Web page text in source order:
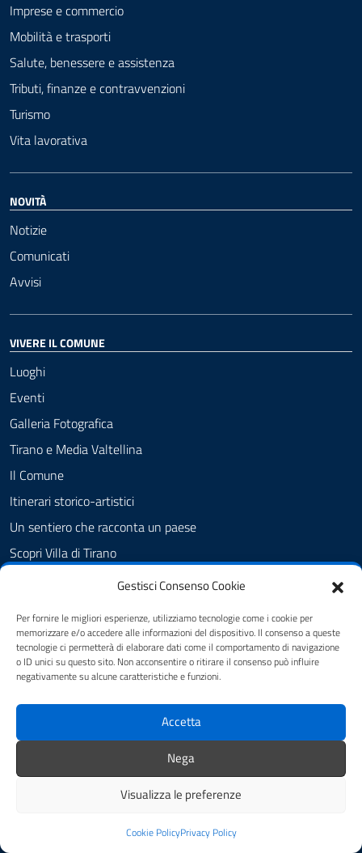
Gestisci Consenso Cookie
Per fornire le migliori esperienze, utilizziamo tecnologie come i cookie per
memorizzare e/o accedere alle informazioni del dispositivo. Il consenso a queste
tecnologie ci permetterà di elaborare dati come il comportamento di navigazione
o ID unici su questo sito. Non acconsentire o ritirare il consenso può influire
negativamente su alcune caratteristiche e funzioni.
Accetta
Nega
Visualizza le preferenze
Cookie PolicyPrivacy Policy
Imprese e commercio
Mobilità e trasporti
Salute, benessere e assistenza
Tributi, finanze e contravvenzioni
Turismo
Vita lavorativa
NOVITÀ
Notizie
Comunicati
Avvisi
VIVERE IL COMUNE
Luoghi
Eventi
Galleria Fotografica
Tirano e Media Valtellina
Il Comune
Itinerari storico-artistici
Un sentiero che racconta un paese
Scopri Villa di Tirano
CONTATTI
Comune di Villa di Tirano
Piazza Torelli, 3, 23030 Villa di Tirano (SO)
Codice fiscale / P. IVA:00111050142
PEC:comune.villaditirano@pec.regione.lombardia.it